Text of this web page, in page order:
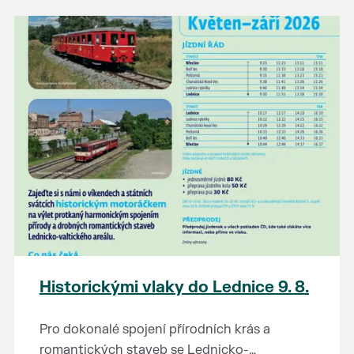
Prodejce prosíme tradičně o příchod 30
minut před začátkem, aby si vše na
prodejních místech stihli přichystat. Pokud
plánujete přijít a chcete rezervovat prodejní
místo, potvrďte prosím účast přes email
petr.vlasak@breclav.eu nebo zde v události,
ať víme, s kolika lidmi máme počítat. Počet
prodejních míst je omezen.
Těšíme se jako vždy!
Historickými vlaky do Lednice 9. 8.
Pro dokonalé spojení přírodních krás a
romantických staveb se Lednicko-